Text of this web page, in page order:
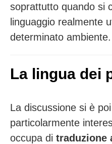
soprattutto quando si
linguaggio realmente
determinato ambiente.
La lingua dei
La discussione si è
particolarmente
occupa di traduzione